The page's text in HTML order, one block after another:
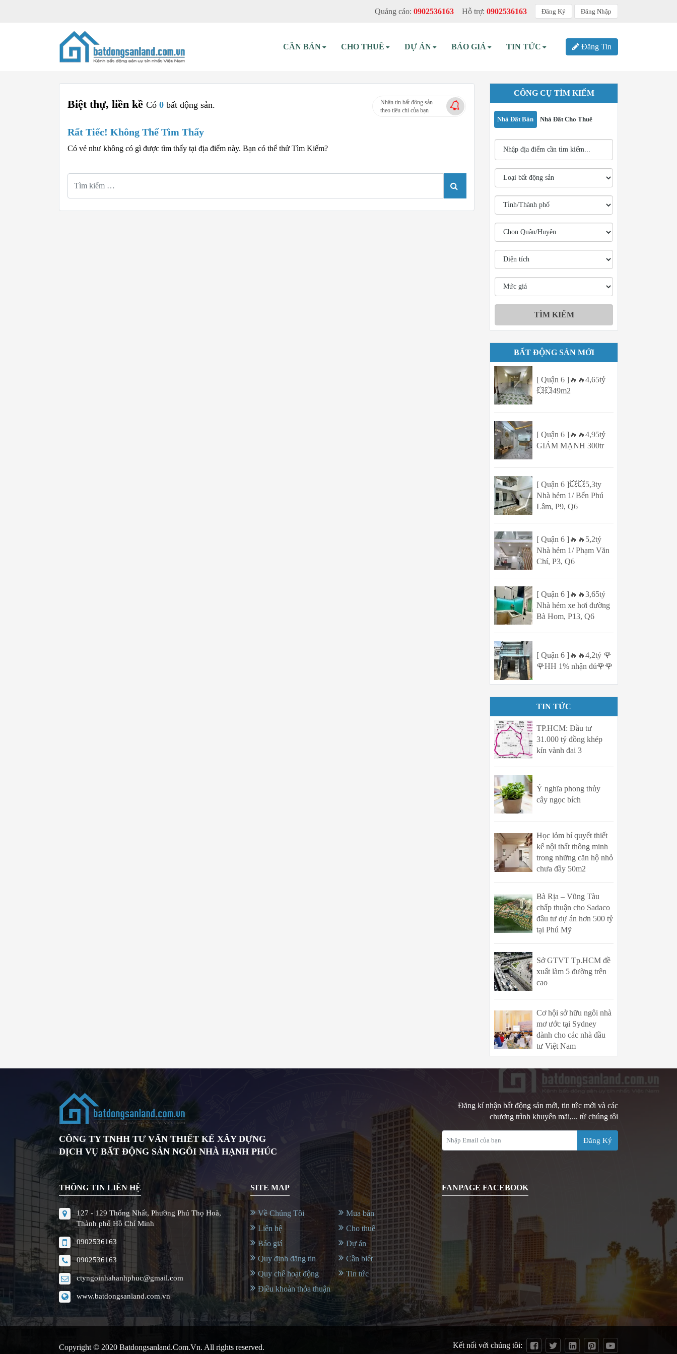
Quảng cáo: 0902536163 Hỗ trợ: 0902536163 Đăng Ký Đăng Nhập
CẦN BÁN CHO THUÊ DỰ ÁN BÁO GIÁ TIN TỨC Đăng Tin
Biệt thự, liền kề Có 0 bất động sản.
Nhận tin bất động sản
theo tiêu chí của bạn
Rất Tiếc! Không Thể Tìm Thấy
Có vẻ như không có gì được tìm thấy tại địa điểm này. Bạn có thể thử Tìm Kiếm?
kiếm
TÌM KIẾM
CÔNG CỤ TÌM KIẾM
Nhà Đất Bán Nhà Đất Cho Thuê
BẤT ĐỘNG SẢN MỚI
[ Quận 6 ]🔥🔥4,65tỷ
💥💥49m2
[ Quận 6 ]🔥🔥4,95tỷ
GIẢM MẠNH 300tr
[ Quận 6 ]💥💥5,3ty
Nhà hẻm 1/ Bến Phú
Lâm, P9, Q6
[ Quận 6 ]🔥🔥5,2tỷ
Nhà hẻm 1/ Phạm Văn
Chí, P3, Q6
[ Quận 6 ]🔥🔥3,65tỷ
Nhà hẻm xe hơi đường
Bà Hom, P13, Q6
[ Quận 6 ]🔥🔥4,2tỷ 🌹
🌹HH 1% nhận đủ🌹🌹
TIN TỨC
TP.HCM: Đầu tư
31.000 tỷ đồng khép
kín vành đai 3
Ý nghĩa phong thủy
cây ngọc bích
Học lỏm bí quyết thiết
kế nội thất thông minh
trong những căn hộ nhỏ
chưa đầy 50m2
Bà Rịa – Vũng Tàu
chấp thuận cho Sadaco
đầu tư dự án hơn 500 tỷ
tại Phú Mỹ
Sở GTVT Tp.HCM đề
xuất làm 5 đường trên
cao
Cơ hội sở hữu ngôi nhà
mơ ước tại Sydney
dành cho các nhà đầu
tư Việt Nam
CÔNG TY TNHH TƯ VẤN THIẾT KẾ XÂY DỰNG
DỊCH VỤ BẤT ĐỘNG SẢN NGÔI NHÀ HẠNH PHÚC
Đăng kí nhận bất động sản mới, tin tức mới và các
chương trình khuyến mãi,... từ chúng tôi
Đăng Ký
THÔNG TIN LIÊN HỆ
127 - 129 Thống Nhất, Phường Phú Thọ Hoà,
Thành phố Hồ Chí Minh
0902536163
0902536163
ctyngoinhahanhphuc@gmail.com
www.batdongsanland.com.vn
SITE MAP
Về Chúng Tôi
Liên hệ
Báo giá
Quy định đăng tin
Quy chế hoạt động
Điều khoản thỏa thuận
Mua bán
Cho thuê
Dự án
Cần biết
Tin tức
FANPAGE FACEBOOK
Copyright © 2020 Batdongsanland.com.vn. All rights reserved. Kết nối với chúng tôi: